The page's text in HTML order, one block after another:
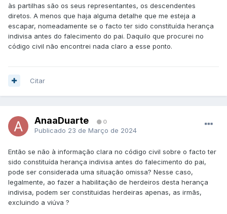
às partilhas são os seus representantes, os descendentes
diretos. A menos que haja alguma detalhe que me esteja a
escapar, nomeadamente se o facto ter sido constituída herança
indivisa antes do falecimento do pai. Daquilo que procurei no
código civil não encontrei nada claro a esse ponto.
Citar
AnaaDuarte 0
Publicado 23 de Março de 2024
Então se não à informação clara no código civil sobre o facto ter
sido constituída herança indivisa antes do falecimento do pai,
pode ser considerada uma situação omissa? Nesse caso,
legalmente, ao fazer a habilitação de herdeiros desta herança
indivisa, podem ser constituidas herdeiras apenas, as irmãs,
excluindo a viúva ?